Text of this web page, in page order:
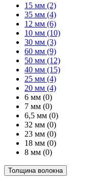
15 мм (2)
35 мм (4)
12 мм (6)
10 мм (10)
30 мм (3)
60 мм (9)
50 мм (12)
40 мм (15)
25 мм (4)
20 мм (4)
6 мм (0)
7 мм (0)
6,5 мм (0)
32 мм (0)
23 мм (0)
18 мм (0)
8 мм (0)
Толщина волокна